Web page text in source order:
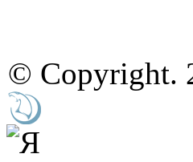
© Copyright.